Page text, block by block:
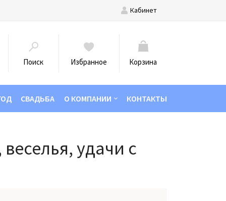
Кабинет
Поиск Избранное Корзина
СВАДЬБА О КОМПАНИИ КОНТАКТЫ
удачи с